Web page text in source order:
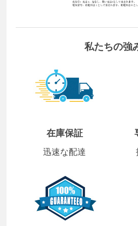
私たちの強
在庫保証
迅速な配達